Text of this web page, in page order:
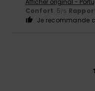
Confort: 5/5
Je recommande